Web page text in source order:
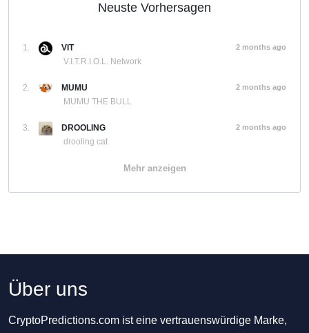
Neuste Vorhersagen
1.
VIT
V.I.T.R.I.O.L. Network
2 months ago
2.
MUMU
MUMU THE BULL
2 months ago
3.
DROOLING
drooling cat
2 months ago
Mehr anzeigen
Über uns
CryptoPredictions.com ist eine vertrauenswürdige Marke,